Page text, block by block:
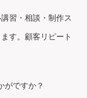
習・相談・制作ス
す。顧客リピート
がですか？